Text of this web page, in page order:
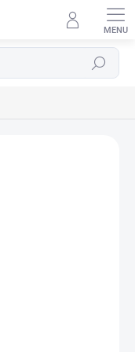
Hledat